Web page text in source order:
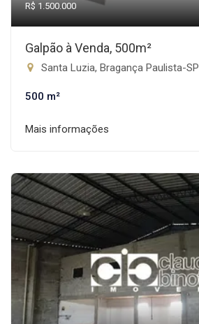
R$ 1.500.000
Galpão à Venda, 500m²
Santa Luzia, Bragança Paulista-SP
500 m²
Mais informações